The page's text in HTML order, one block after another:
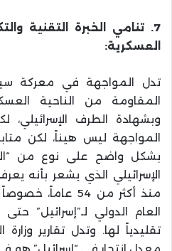
7. تنامي الخبرة التقنية
العسكرية:
تدل المواجهة في معركة
المقاومة من الناحية
وبشهادة الطرف
المواجهة ليس هيناً، لكن
بشكل واضح على نوع من
الإسرائيلي الذي يشعر بأنه
منذ أكثر من 54
العام الدولي لـ”إسرائيل”
تقليدياً لها. وتدل تقارير